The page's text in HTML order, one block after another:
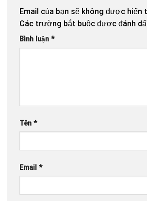
Email của bạn sẽ không được hiển
Các trường bắt buộc được đánh
Bình luận *
Tên *
Email *